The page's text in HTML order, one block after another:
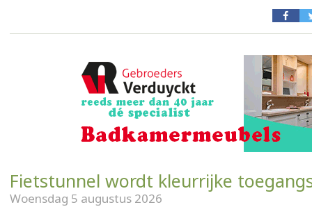
Fietstunnel wordt kleurrijke
Woensdag 5 augustus 2026